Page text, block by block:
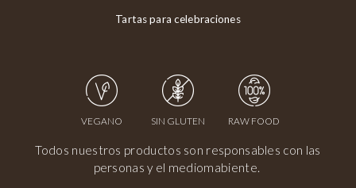
Tartas para celebraciones
VEGANO SIN GLUTEN RAW FOOD
Todos nuestros productos son responsables con las
personas y el mediomabiente.